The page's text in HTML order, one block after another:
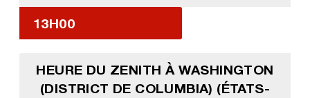
13H00
HEURE DU ZENITH À WASHINGTON
(DISTRICT DE COLUMBIA) (ÉTATS-